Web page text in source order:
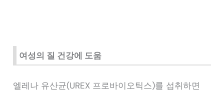
여성의 질 건강에 도움
엘레나 유산균(UREX 프로바이오틱스)를 섭취하면